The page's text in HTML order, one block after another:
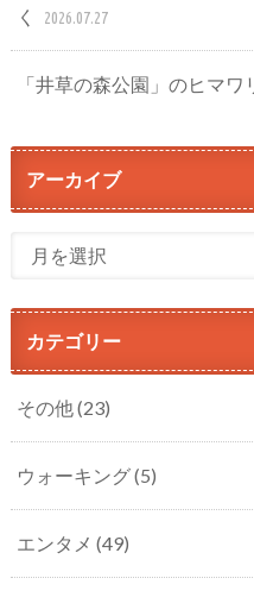
く
2026.07.27
「井草の森公園」のヒマワ
アーカイブ
カテゴリー
その他(23)
ウォーキング(5)
エンタメ (49)